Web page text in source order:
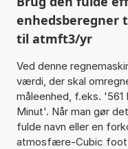
til atmft3/yr
Ved denne
værdi, der skal
måleenhed, f.eks.
Minut'. Når man gør
fulde navn eller en
atmosfære-Cubic foot